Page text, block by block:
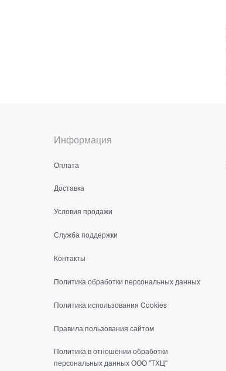
Информация
Оплата
Доставка
Условия продажи
Служба поддержки
Контакты
Политика обработки персональных данных
Политика использования Cookies
Правила пользования сайтом
Политика в отношении обработки
персональных данных ООО "ТХЦ"